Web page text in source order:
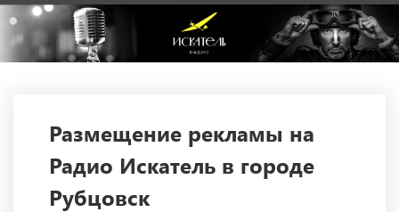
Размещение рекламы на
Радио Искатель в городе
Рубцовск